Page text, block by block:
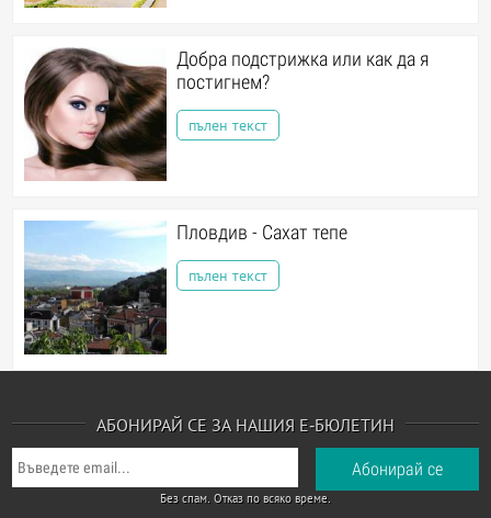
Добра подстрижка или как да я
постигнем?
пълен текст
Пловдив - Сахат тепе
пълен текст
АБОНИРАЙ СЕ ЗА НАШИЯ Е-БЮЛЕТИН
Без спам. Отказ по всяко време.